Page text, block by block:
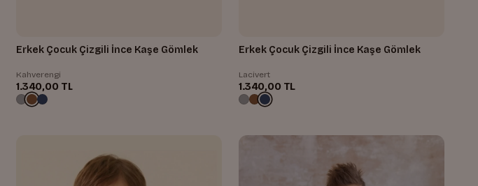
Erkek Çocuk Çizgili İnce Kaşe Gömlek
Kahverengi
1.340,00 TL
Erkek Çocuk Çizgili İnce Kaşe Gömlek
Lacivert
1.340,00 TL